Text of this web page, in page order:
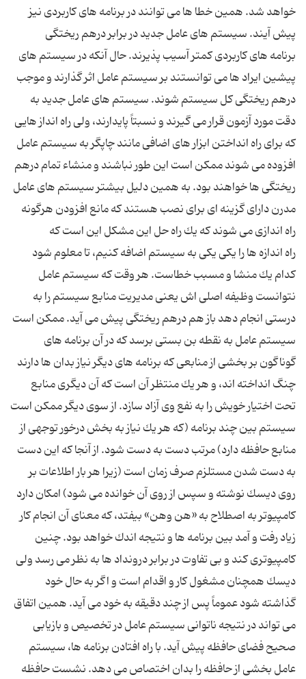
خواهد شد. همین خطا ها مى توانند در برنامه هاى كاربردى نیز
پیش آیند. سیستم هاى عامل جدید در برابر درهم ریختگى
برنامه هاى كاربردى كمتر آسیب پذیرند. حال آنكه در سیستم هاى
پیشین ایراد ها مى توانستند بر سیستم عامل اثر گذارند و موجب
درهم ریختگى كل سیستم شوند. سیستم هاى عامل جدید به
دقت مورد آزمون قرار مى گیرند و نسبتاً پایدارند، ولى راه انداز هایى
كه براى راه انداختن ابزار هاى اضافى مانند چاپگر به سیستم عامل
افزوده مى شوند ممكن است این طور نباشند و منشاء تمام درهم
ریختگى ها خواهند بود. به همین دلیل بیشتر سیستم هاى عامل
مدرن داراى گزینه اى براى نصب هستند كه مانع افزودن هرگونه
راه اندازى مى شوند كه یك راه حل این مشكل این است كه
راه اندازه ها را یكى یكى به سیستم اضافه كنیم، تا معلوم شود
كدام یك منشا و مسبب خطاست. هر وقت كه سیستم عامل
نتوانست وظیفه اصلى اش یعنى مدیریت منابع سیستم را به
درستى انجام دهد باز هم درهم ریختگى پیش مى آید. ممكن است
سیستم عامل به نقطه بن بستى برسد كه در آن برنامه هاى
گوناگون بر بخشى از منابعى كه برنامه هاى دیگر نیاز بدان ها دارند
چنگ انداخته اند، و هر یك منتظر آن است كه آن دیگرى منابع
تحت اختیار خویش را به نفع وى آزاد سازد. از سوى دیگر ممكن است
سیستم بین چند برنامه (كه هر یك نیاز به بخش درخور توجهى از
منابع حافظه دارد) مرتب دست به دست شود. از آنجا كه این دست
به دست شدن مستلزم صرف زمان است (زیرا هر بار اطلاعات بر
روى دیسك نوشته و سپس از روى آن خوانده مى شود) امكان دارد
كامپیوتر به اصطلاح به «هن وهن» بیفتد، كه معناى آن انجام كار
زیاد رفت و آمد بین برنامه ها و نتیجه اندك خواهد بود. چنین
كامپیوترى كند و بى تفاوت در برابر درونداد ها به نظر مى رسد ولى
دیسك همچنان مشغول كار و اقدام است و اگر به حال خود
گذاشته شود عموماً پس از چند دقیقه به خود مى آید. همین اتفاق
مى تواند در نتیجه ناتوانى سیستم عامل در تخصیص و بازیابى
صحیح فضاى حافظه پیش آید. با راه افتادن برنامه ها، سیستم
عامل بخشى از حافظه را بدان اختصاص مى دهد. نشست حافظه